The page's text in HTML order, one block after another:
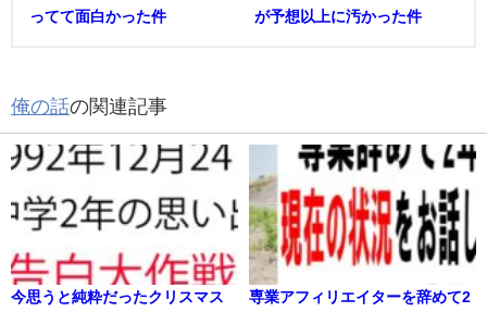
ってて面白かった件
が予想以上に汚かった件
俺の話の関連記事
今思うと純粋だったクリスマス
専業アフィリエイターを辞めて2